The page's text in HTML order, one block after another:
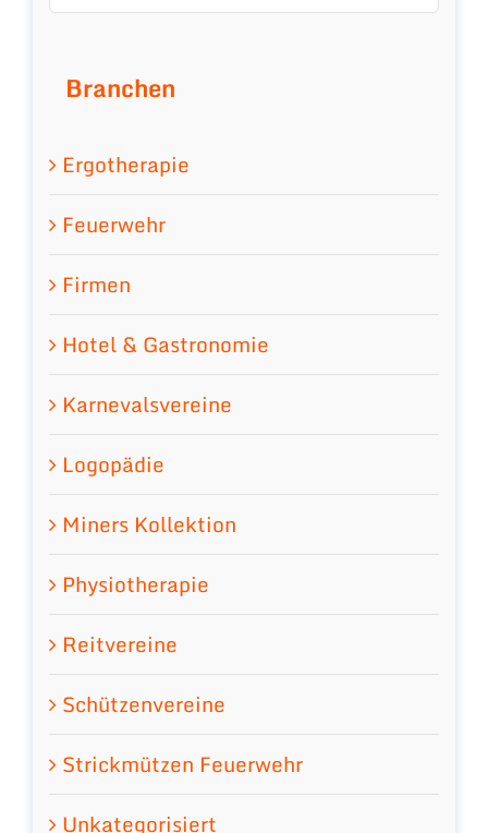
Branchen
Ergotherapie
Feuerwehr
Firmen
Hotel & Gastronomie
Karnevalsvereine
Logopädie
Miners Kollektion
Physiotherapie
Reitvereine
Schützenvereine
Strickmützen Feuerwehr
Unkategorisiert